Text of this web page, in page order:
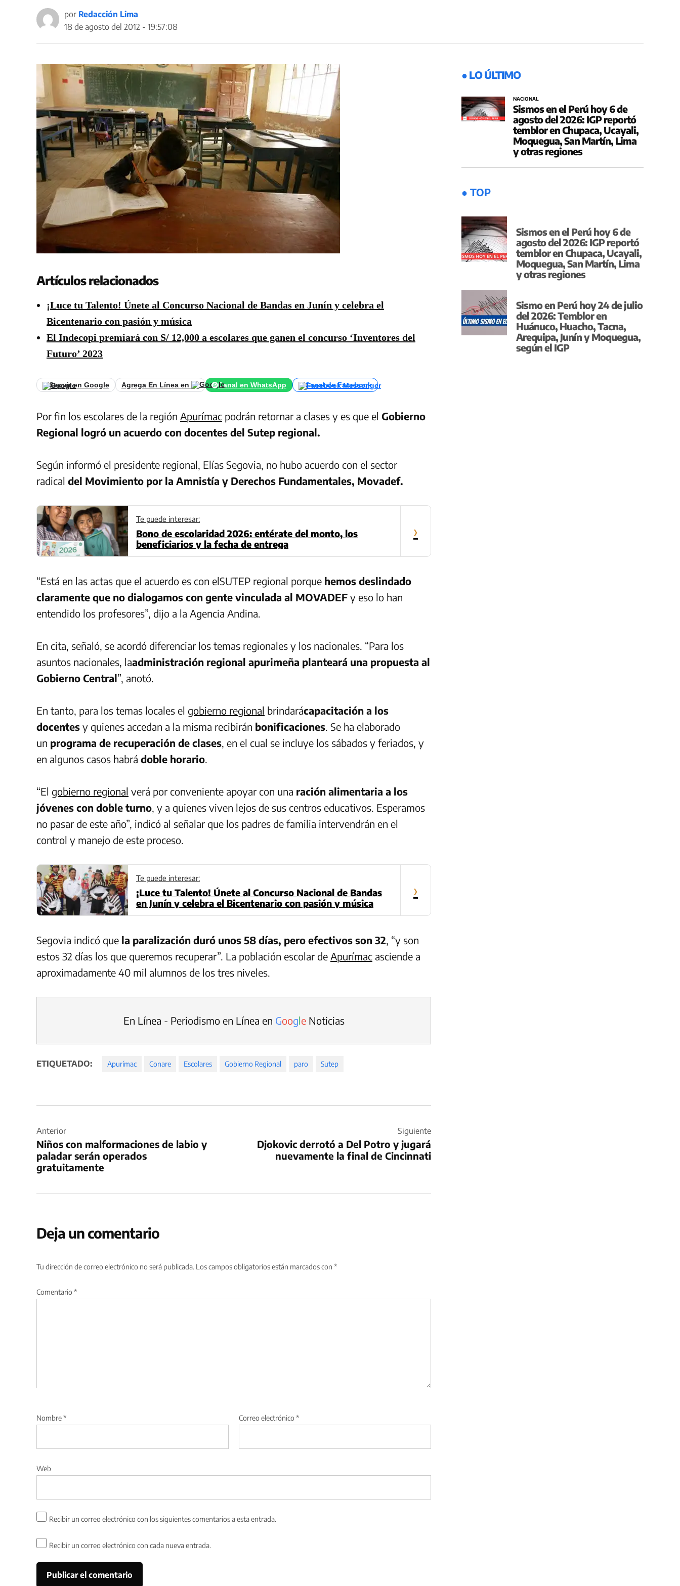
por Redacción Lima
18 de agosto del 2012 - 19:57:08
Artículos relacionados
¡Luce tu Talento! Únete al Concurso Nacional de Bandas en Junín y celebra el
Bicentenario con pasión y música
El Indecopi premiará con S/ 12,000 a escolares que ganen el concurso ‘Inventores del
Futuro’ 2023
Seguir en Google Agrega En Línea en Canal en WhatsApp Canal de Facebook
Por fin los escolares de la región Apurímac podrán retornar a clases y es que el Gobierno
Regional logró un acuerdo con docentes del Sutep regional.
Según informó el presidente regional, Elías Segovia, no hubo acuerdo con el sector
radical del Movimiento por la Amnistía y Derechos Fundamentales, Movadef.
Te puede interesar:
Bono de escolaridad 2026: entérate del monto, los
beneficiarios y la fecha de entrega
›
“Está en las actas que el acuerdo es con elSUTEP regional porque hemos deslindado
claramente que no dialogamos con gente vinculada al MOVADEF y eso lo han
entendido los profesores”, dijo a la Agencia Andina.
En cita, señaló, se acordó diferenciar los temas regionales y los nacionales. “Para los
asuntos nacionales, laadministración regional apurimeña planteará una propuesta al
Gobierno Central”, anotó.
En tanto, para los temas locales el gobierno regional brindarácapacitación a los
docentes y quienes accedan a la misma recibirán bonificaciones. Se ha elaborado
un programa de recuperación de clases, en el cual se incluye los sábados y feriados, y
en algunos casos habrá doble horario.
“El gobierno regional verá por conveniente apoyar con una ración alimentaria a los
jóvenes con doble turno, y a quienes viven lejos de sus centros educativos. Esperamos
no pasar de este año”, indicó al señalar que los padres de familia intervendrán en el
control y manejo de este proceso.
Te puede interesar:
¡Luce tu Talento! Únete al Concurso Nacional de Bandas
en Junín y celebra el Bicentenario con pasión y música
›
Segovia indicó que la paralización duró unos 58 días, pero efectivos son 32, “y son
estos 32 días los que queremos recuperar”. La población escolar de Apurímac asciende a
aproximadamente 40 mil alumnos de los tres niveles.
En Línea - Periodismo en Línea en GoogleNoticias
ETIQUETADO: Apurímac Conare Escolares Gobierno Regional paro Sutep
de
entradas
Anterior
Niños con malformaciones de labio y
paladar serán operados
gratuitamente
Siguiente
Djokovic derrotó a Del Potro y jugará
nuevamente la final de Cincinnati
Deja un comentario
Tu dirección de correo electrónico no será publicada. Los campos obligatorios están marcados con *
Comentario *
Nombre* Correo electrónico *
Web
Recibir un correo electrónico con los siguientes comentarios a esta entrada.
Recibir un correo electrónico con cada nueva entrada.
● LO ÚLTIMO
NACIONAL
Sismos en el Perú hoy 6 de
agosto del 2026: IGP reportó
temblor en Chupaca, Ucayali,
Moquegua, San Martín, Lima
y otras regiones
● TOP
Sismos en el Perú hoy 6 de
agosto del 2026: IGP reportó
temblor en Chupaca, Ucayali,
Moquegua, San Martín, Lima
y otras regiones
Sismo en Perú hoy 24 de julio
del 2026: Temblor en
Huánuco, Huacho, Tacna,
Arequipa, Junín y Moquegua,
según el IGP